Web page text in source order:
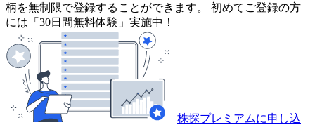
柄を無制限で登録することができます。 初めてご登録の方
には「30日間無料体験」実施中！
株探プレミアムに申し込